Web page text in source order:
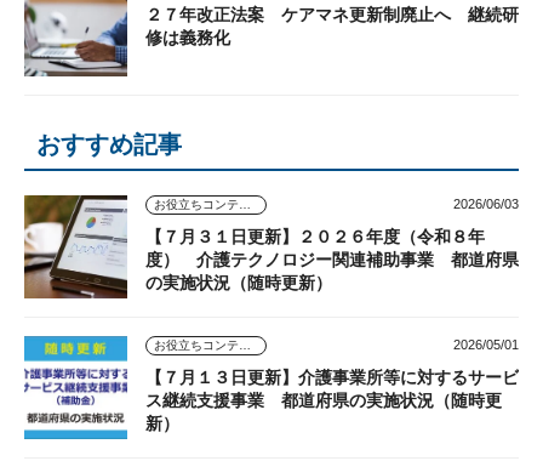
２７年改正法案 ケアマネ更新制廃止へ 継続研
修は義務化
おすすめ記事
2026/06/03
【７月３１日更新】２０２６年度（令和８年
度） 介護テクノロジー関連補助事業 都道府県
の実施状況（随時更新）
2026/05/01
【７月１３日更新】介護事業所等に対するサービ
ス継続支援事業 都道府県の実施状況（随時更
新）